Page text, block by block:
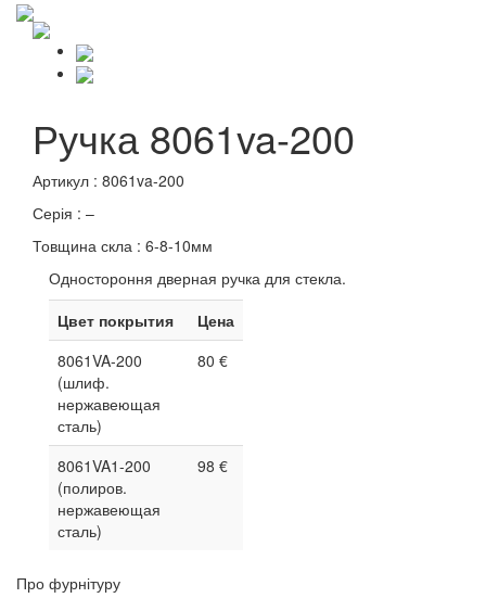
Ручка 8061va-200
Артикул : 8061va-200
Серія : –
Товщина скла : 6-8-10мм
Одностороння дверная ручка для стекла.
Цвет покрытия
Цена
8061VA-200
(шлиф.
нержавеющая
сталь)
80 €
8061VA1-200
(полиров.
нержавеющая
сталь)
98 €
Про фурнітуру